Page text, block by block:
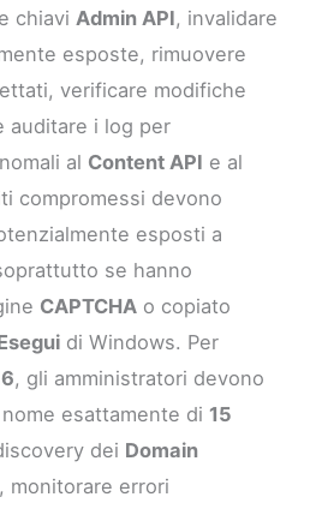
chiaviAdmin API, invalidare
esposte, rimuovere
verificare modifiche
auditare i log per
al Content API e al
compromessi devono
esposti a
se hanno
CAPTCHA o copiato
di Windows. Per
, gli amministratori devono
esattamente di 15
dei Domain
, monitorare errori